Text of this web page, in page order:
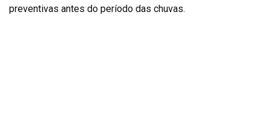
preventivas antes do período das chuvas.